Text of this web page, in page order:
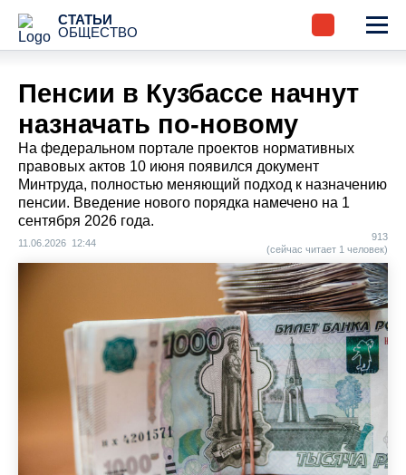
СТАТЬИ
ОБЩЕСТВО
Пенсии в Кузбассе начнут
назначать по-новому
На федеральном портале проектов нормативных
правовых актов 10 июня появился документ
Минтруда, полностью меняющий подход к назначению
пенсии. Введение нового порядка намечено на 1
сентября 2026 года.
11.06.2026 12:44
913
(сейчас читает 1 человек)